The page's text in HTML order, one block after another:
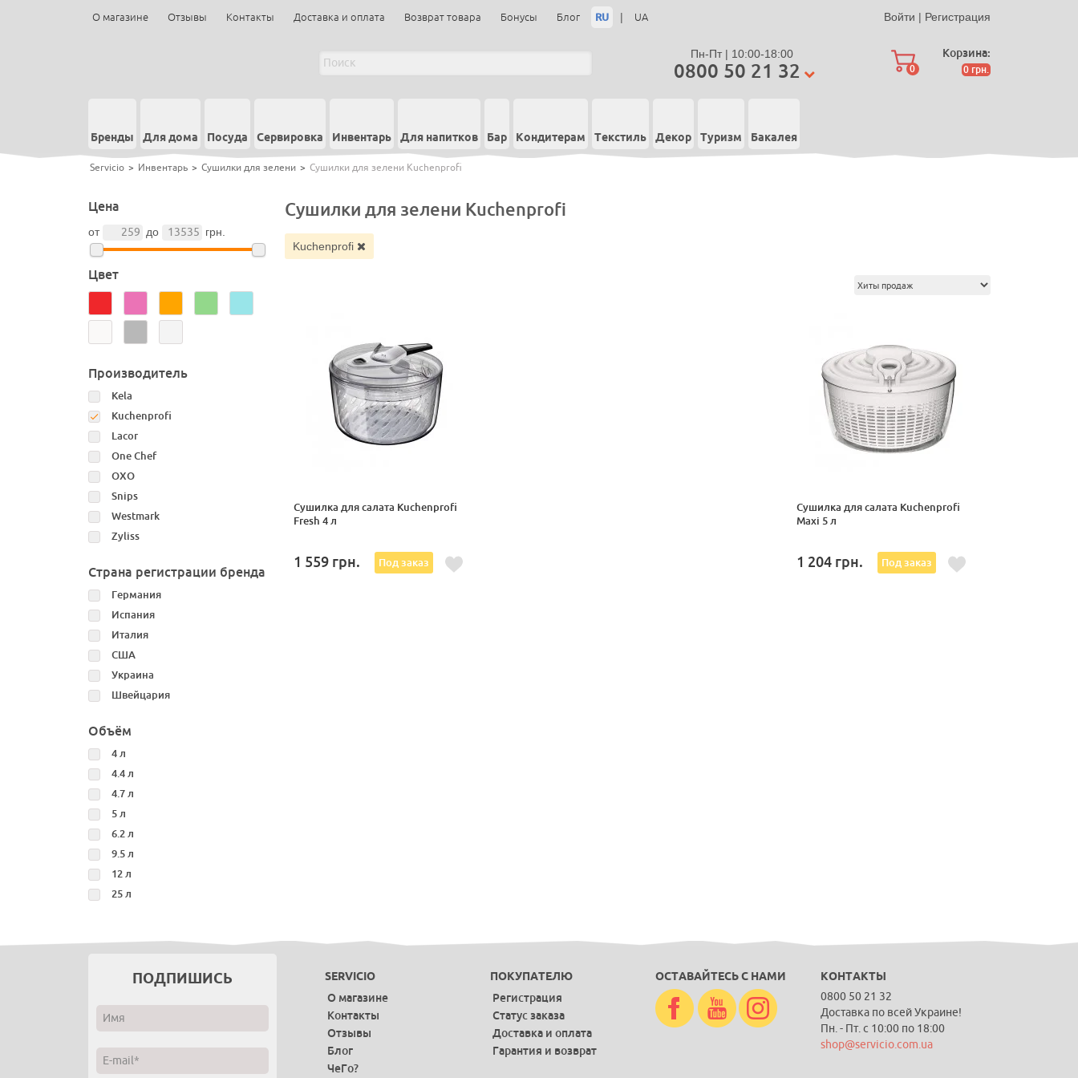
О магазине Отзывы Контакты Доставка и оплата Возврат товара Бонусы Блог RU | UA Войти | Регистрация
Пн-Пт | 10:00-18:00
0800 50 21 32 0
Корзина:
0 грн.
Бренды Для дома Посуда Сервировка Инвентарь Для напитков Бар Кондитерам Текстиль Декор Туризм Бакалея
Servicio > Инвентарь > Сушилки для зелени > Сушилки для зелени Kuchenprofi
Цена
от до грн.
Цвет
Производитель
Kela
Kuchenprofi
Lacor
One Chef
OXO
Snips
Westmark
Zyliss
Страна регистрации бренда
Германия
Испания
Италия
США
Украина
Швейцария
Объём
4 л
4.4 л
4.7 л
5 л
6.2 л
9.5 л
12 л
25 л
Сушилки для зелени Kuchenprofi
Kuchenprofi
Сушилка для салата Kuchenprofi
Fresh 4 л
1 559 грн. Под заказ
Сушилка для салата Kuchenprofi
Maxi 5 л
1 204 грн. Под заказ
ПОДПИШИСЬ SERVICIO
О магазине
Контакты
Отзывы
Блог
ЧеГо?
ПОКУПАТЕЛЮ
Регистрация
Статус заказа
Доставка и оплата
Гарантия и возврат
ОСТАВАЙТЕСЬ С НАМИ КОНТАКТЫ
0800 50 21 32
Доставка по всей Украине!
Пн. - Пт. с 10:00 по 18:00
shop@servicio.com.ua